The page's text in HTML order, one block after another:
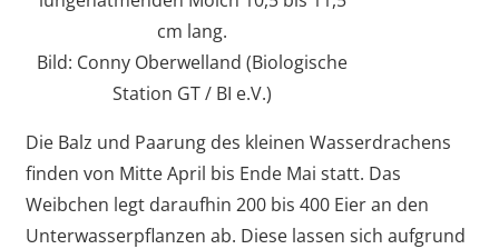
cm lang.
Bild: Conny Oberwelland (Biologische
Station GT / BI e.V.)
Die Balz und Paarung des kleinen Wasserdrachens
finden von Mitte April bis Ende Mai statt. Das
Weibchen legt daraufhin 200 bis 400 Eier an den
Unterwasserpflanzen ab. Diese lassen sich aufgrund